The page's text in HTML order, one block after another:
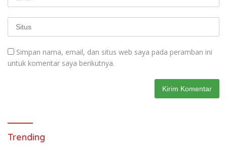
Simpan nama, email, dan situs web saya pada peramban ini
untuk komentar saya berikutnya.
Trending